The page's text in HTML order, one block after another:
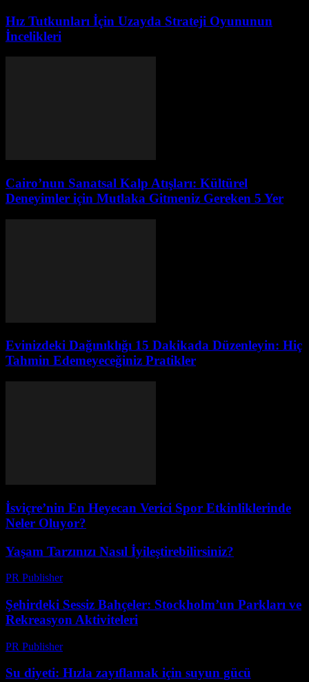
Hız Tutkunları İçin Uzayda Strateji Oyununun
İncelikleri
Cairo’nun Sanatsal Kalp Atışları: Kültürel
Deneyimler için Mutlaka Gitmeniz Gereken 5 Yer
Evinizdeki Dağınıklığı 15 Dakikada Düzenleyin: Hiç
Tahmin Edemeyeceğiniz Pratikler
İsviçre’nin En Heyecan Verici Spor Etkinliklerinde
Neler Oluyor?
Yaşam Tarzınızı Nasıl İyileştirebilirsiniz?
PR Publisher-
Şehirdeki Sessiz Bahçeler: Stockholm’un Parkları ve
Rekreasyon Aktiviteleri
PR Publisher-
Su diyeti: Hızla zayıflamak için suyun gücü